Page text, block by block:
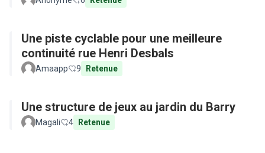
Une piste cyclable pour une meilleure
continuité rue Henri Desbals
Amaapp 9 Retenue
Une structure de jeux au jardin du Barry
Magali 4 Retenue